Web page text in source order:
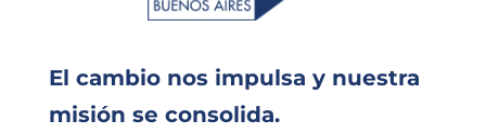
El cambio nos impulsa y nuestra
misión se consolida.